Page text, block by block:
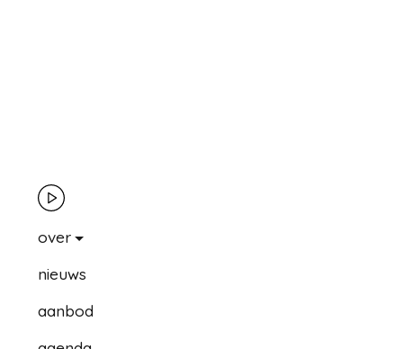
over
nieuws
aanbod